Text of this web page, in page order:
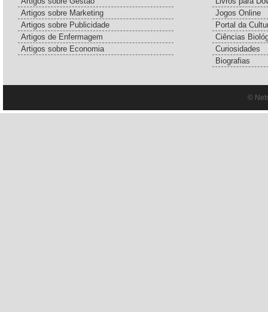
Artigos sobre Marketing
Artigos sobre Publicidade
Artigos de Enfermagem
Artigos sobre Economia
Jogos Online
Portal da
Ciências
Curiosidades
Biografias
©